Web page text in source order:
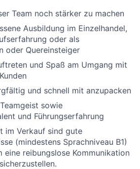
Team noch stärker zu machen
Ausbildung im Einzelhandel,
oder als
oder Quereinsteiger
und Spaß am Umgang mit
und schnell mit anzupacken
sowie
und Führungserfahrung
im Verkauf sind gute
(mindestens Sprachniveau B1)
eine reibungslose Kommunikation